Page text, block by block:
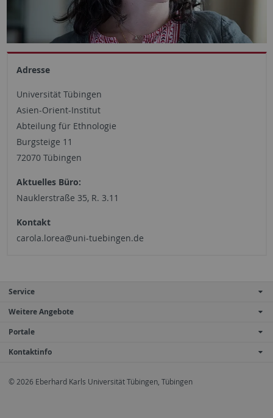
Adresse
Universität Tübingen
Asien-Orient-Institut
Abteilung für Ethnologie
Burgsteige 11
72070 Tübingen
Aktuelles Büro:
Nauklerstraße 35, R. 3.11
Kontakt
carola.lorea@uni-tuebingen.de
Service
Weitere Angebote
Portale
Kontaktinfo
© 2026 Eberhard Karls Universität Tübingen, Tübingen